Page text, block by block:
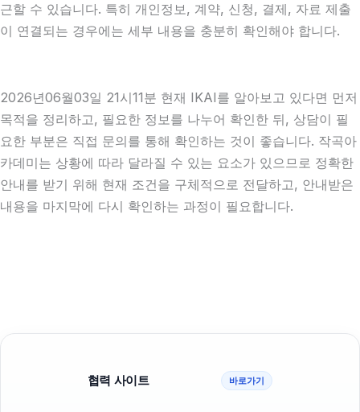
근할 수 있습니다. 특히 개인정보, 계약, 신청, 결제, 자료 제출
이 연결되는 경우에는 세부 내용을 충분히 확인해야 합니다.
2026년06월03일 21시11분 현재 IKAI를 알아보고 있다면 먼저
목적을 정리하고, 필요한 정보를 나누어 확인한 뒤, 상담이 필
요한 부분은 직접 문의를 통해 확인하는 것이 좋습니다. 작곡아
카데미는 상황에 따라 달라질 수 있는 요소가 있으므로 정확한
안내를 받기 위해 현재 조건을 구체적으로 전달하고, 안내받은
내용을 마지막에 다시 확인하는 과정이 필요합니다.
협력 사이트 바로가기